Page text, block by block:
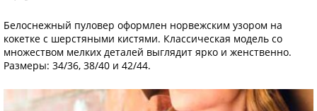
Белоснежный пуловер оформлен норвежским узором на
кокетке с шерстяными кистями. Классическая модель со
множеством мелких деталей выглядит ярко и женственно.
Размеры: 34/36, 38/40 и 42/44.